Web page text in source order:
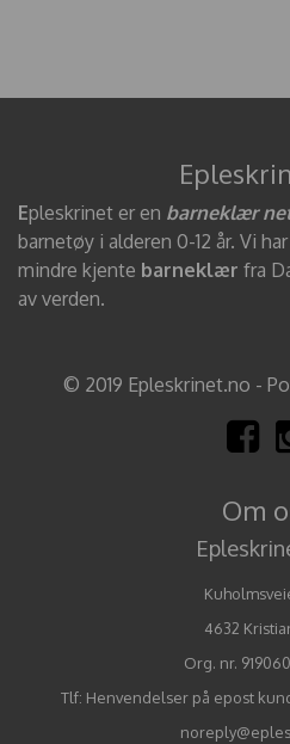
Epleskrinet er en barneklær
barnetøy i alderen 0-12 år. Vi
mindre kjente barneklær fra
av verden.
© 2019 Epleskrinet.no -
Om
4632
Org. nr.
Tlf: Henvendelser på epost